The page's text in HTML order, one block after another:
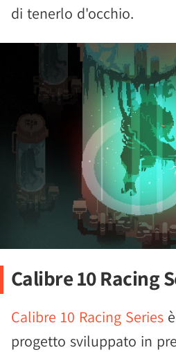
di tenerlo d'occhio.
Calibre 10 Racing
Calibre 10 Racing Series
progetto sviluppato in